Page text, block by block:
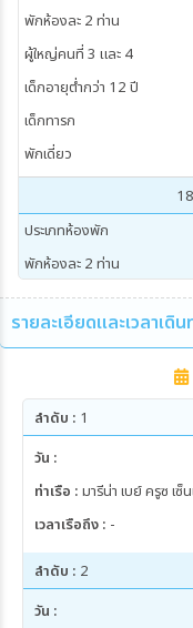
พักห้องละ 2 ท่าน
ผู้ใหญ่คนที่ 3 และ 4
เด็กอายุต่ำกว่า 12 ปี
เด็กทารก
พักเดี่ยว
ประเภทห้องพัก
พักห้องละ 2 ท่าน
ผู้ใหญ่คนที่ 3 และ 4
เด็กอายุต่ำกว่า 12 ปี
พักเดี่ยว
เด็กอายุต่ำกว่า 12 ปี
เด็กทารก
รายละเอียดและเวลาเดิน
ลำดับ : 1
วัน :
ท่าเรือ : มารีน่า เบย์ ครูซ เซ็
เวลาเรือถึง : -
ลำดับ : 2
วัน :